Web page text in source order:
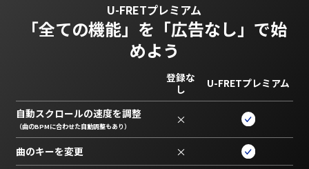
U-FRETプレミアム
「全ての機能」を 「広告なし」で始
めよう
登録な
し
U-FRETプレミアム
自動スクロールの速度を調整
（曲のBPMに合わせた自動調整もあり） ×
曲のキーを変更 ×